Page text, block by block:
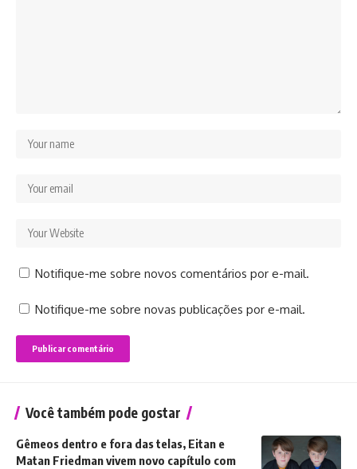
Notifique-me sobre novos comentários por e-mail.
Notifique-me sobre novas publicações por e-mail.
Você também pode gostar
Gêmeos dentro e fora das telas, Eitan e
Matan Friedman vivem novo capítulo com